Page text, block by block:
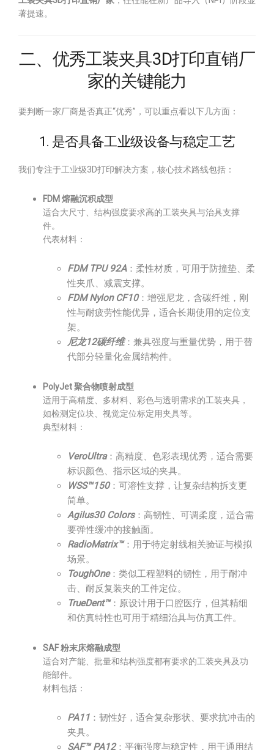
著提速。
二、优秀工装夹具3D打印直销厂
家的关键能力
要判断一家厂商是否真正“优秀”，可以重点看以下几方面：
1. 是否具备工业级设备与稳定工艺
我们专注于工业级3D打印解决方案，核心技术路线包括：
FDM 熔融沉积成型
适合大尺寸、结构强度要求高的工装夹具与治具支撑
件。
代表材料：
FDM TPU 92A：柔性材质，可用于防撞垫、柔
性夹爪、减震支撑。
FDM Nylon CF10：增强尼龙，含碳纤维，刚
性与耐疲劳性能优异，适合长期使用的定位支
架。
尼龙12碳纤维：兼具强度与重量优势，用于替
代部分轻量化金属结构件。
PolyJet 聚合物喷射成型
适用于高精度、多材料、彩色与透明需求的工装夹具，
如检测定位块、视觉定位标定用夹具等。
典型材料：
VeroUltra：高精度、色彩表现优秀，适合需要
标识颜色、指示区域的夹具。
WSS™150：可溶性支撑，让复杂结构拆支更
简单。
Agilus30 Colors：高韧性、可调柔度，适合需
要弹性缓冲的接触面。
RadioMatrix™：用于特定射线相关验证与模拟
场景。
ToughOne：类似工程塑料的韧性，用于耐冲
击、耐反复装夹的工件定位。
TrueDent™：原设计用于口腔医疗，但其精细
和仿真特性也可用于精细治具与仿真工件。
SAF 粉末床熔融成型
适合对产能、批量和结构强度都有要求的工装夹具及功
能部件。
材料包括：
PA11 ：韧性好，适合复杂形状、要求抗冲击的
夹具。
SAF™ PA12：平衡强度与稳定性，用于通用结